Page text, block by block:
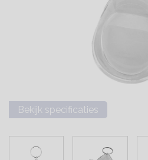
Bekijk specificaties